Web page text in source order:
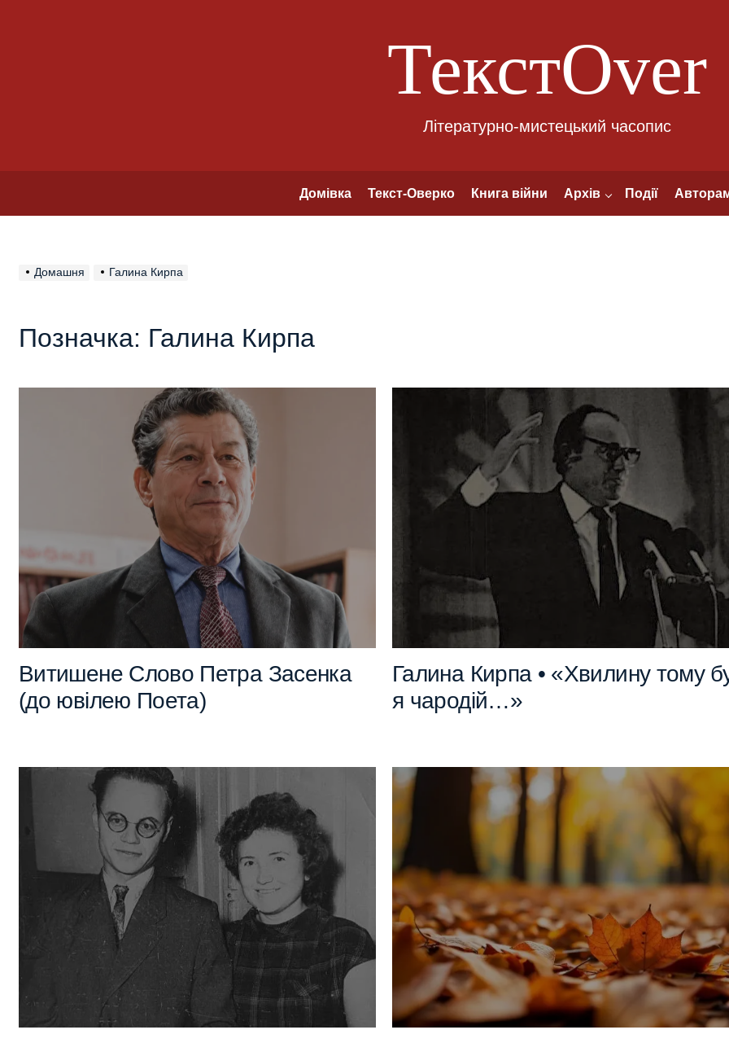
ТекстOver
Літературно-мистецький часопис
Домівка Текст-Оверко Книга війни Архів Події
Домашня Галина Кирпа
Позначка: Галина Кирпа
Витишене Слово Петра Засенка
(до ювілею Поета)
Галина Кирпа • «Хвилину тому
я чародій…»